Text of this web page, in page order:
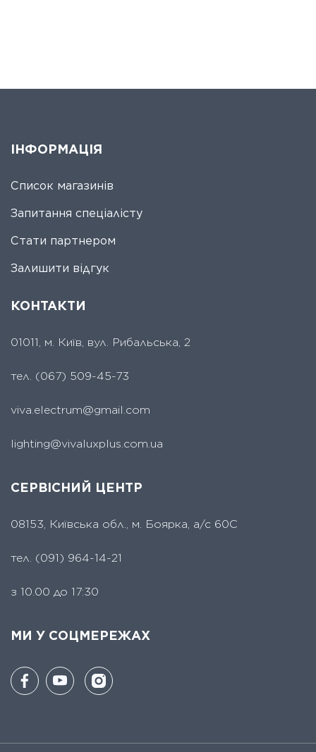
ІНФОРМАЦІЯ
Список магазинів
Запитання спеціалісту
Стати партнером
Залишити відгук
КОНТАКТИ
01011, м. Київ, вул. Рибальська, 2
тел. (067) 509-45-73
viva.electrum@gmail.com
lighting@vivaluxplus.com.ua
СЕРВІСНИЙ ЦЕНТР
08153, Київська обл., м. Боярка, а/с 60С
тел. (091) 964-14-21
з 10.00 до 17:30
МИ У СОЦМЕРЕЖАХ